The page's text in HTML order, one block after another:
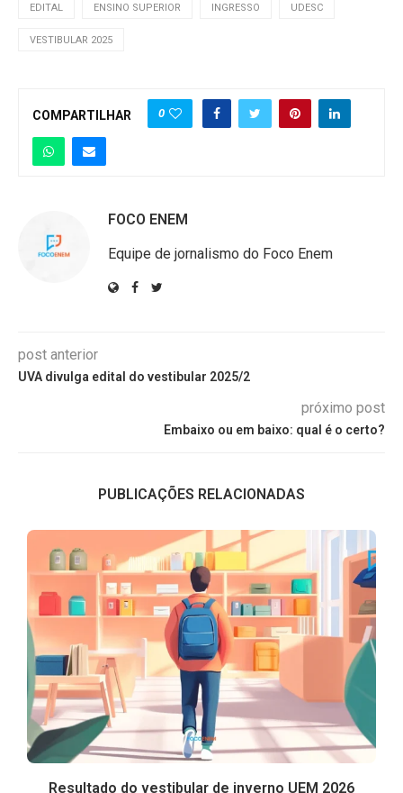
EDITAL ENSINO SUPERIOR INGRESSO UDESC
VESTIBULAR 2025
COMPARTILHAR 0
FOCO ENEM
Equipe de jornalismo do Foco Enem
post anterior
UVA divulga edital do vestibular 2025/2
próximo post
Embaixo ou em baixo: qual é o certo?
PUBLICAÇÕES RELACIONADAS
Resultado do vestibular de inverno UEM 2026